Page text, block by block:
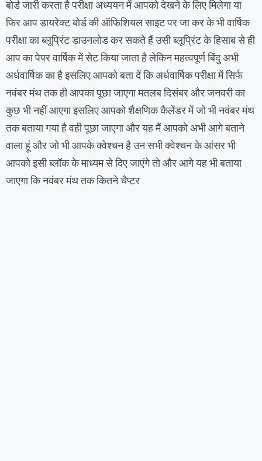
बोर्ड जारी करता है परीक्षा अध्ययन में आपको देखने के लिए मिलेगा या
फिर आप डायरेक्ट बोर्ड की ऑफिशियल साइट पर जा कर के भी वार्षिक
परीक्षा का ब्लूप्रिंट डाउनलोड कर सकते हैं उसी ब्लूप्रिंट के हिसाब से ही
आप का पेपर वार्षिक में सेट किया जाता है लेकिन महत्वपूर्ण बिंदु अभी
अर्धवार्षिक का है इसलिए आपको बता दें कि अर्धवार्षिक परीक्षा में सिर्फ
नवंबर मंथ तक ही आपका पूछा जाएगा मतलब दिसंबर और जनवरी का
कुछ भी नहीं आएगा इसलिए आपको शैक्षणिक कैलेंडर में जो भी नवंबर मंथ
तक बताया गया है वही पूछा जाएगा और यह मैं आपको अभी आगे बताने
वाला हूं और जो भी आपके क्वेश्चन है उन सभी क्वेश्चन के आंसर भी
आपको इसी ब्लॉक के माध्यम से दिए जाएंगे तो और आगे यह भी बताया
जाएगा कि नवंबर मंथ तक कितने चैप्टर